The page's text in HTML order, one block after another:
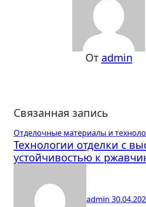
От admin
Связанная запись
Отделочные материалы и
Технологии отделки с
устойчивостью к
admin